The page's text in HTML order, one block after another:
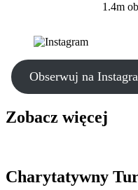
1.4m
Obserwuj na
Zobacz więcej
Charytatywny